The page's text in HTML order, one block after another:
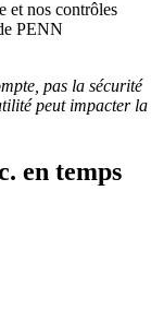
et nos contrôles
PENN
pas la sécurité
peut impacter la
en temps